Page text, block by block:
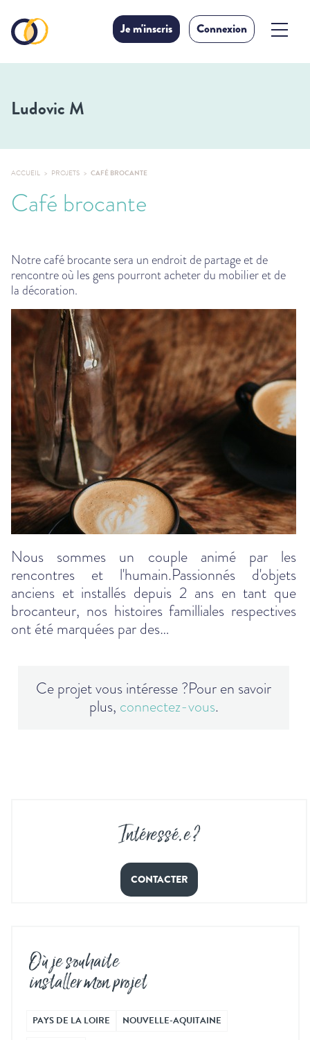
Je m'inscris Connexion
Ludovic M
ACCUEIL PROJETS CAFÉ BROCANTE
Café brocante
Notre café brocante sera un endroit de partage et de
rencontre où les gens pourront acheter du mobilier et de
la décoration.
Nous sommes un couple animé par les
rencontres et l'humain.Passionnés d'objets
anciens et installés depuis 2 ans en tant que
brocanteur, nos histoires familliales respectives
ont été marquées par des…
Ce projet vous intéresse ?Pour en savoir
plus, connectez-vous.
Intéressé.e ?
CONTACTER
Où je souhaite
installer mon projet
PAYS DE LA LOIRE
NOUVELLE-AQUITAINE